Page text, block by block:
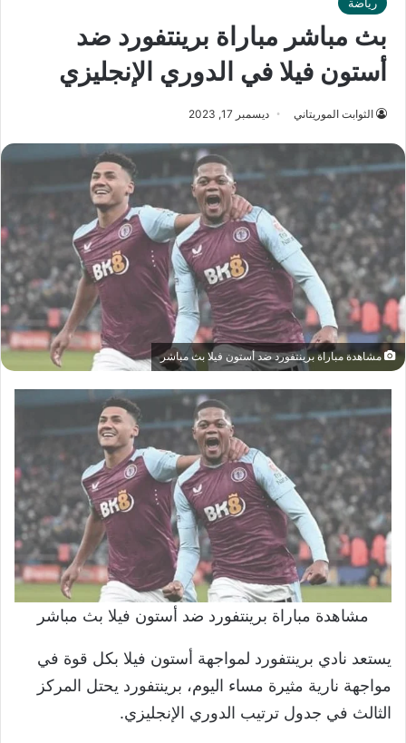
بث مباشر مباراة برينتفورد ضد
أستون فيلا في الدوري الإنجليزي
الثوابت الموريتاني ديسمبر 17, 2023
مشاهدة مباراة برينتفورد ضد أستون فيلا بث مباشر
مشاهدة مباراة برينتفورد ضد أستون فيلا بث مباشر
يستعد نادي برينتفورد لمواجهة أستون فيلا بكل قوة في
مواجهة نارية مثيرة مساء اليوم، برينتفورد يحتل المركز
الثالث في جدول ترتيب الدوري الإنجليزي.